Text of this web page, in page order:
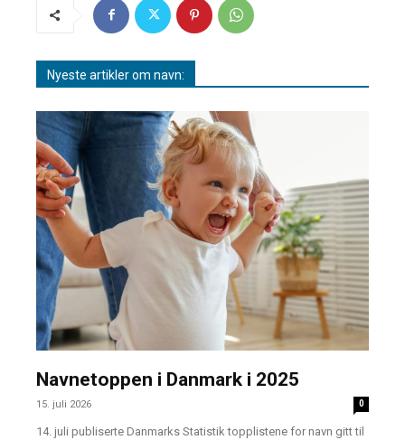
Nyeste artikler om navn:
Navnetoppen i Danmark i 2025
15. juli 2026 0
14. juli publiserte Danmarks Statistik topplistene for navn gitt til